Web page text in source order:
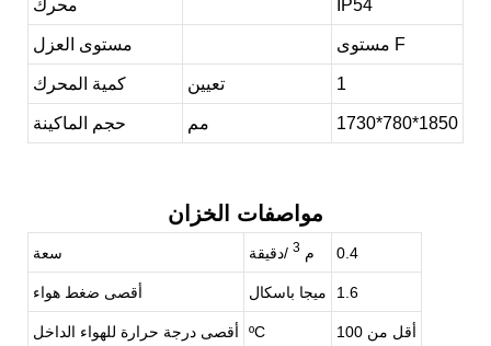
محرك IP54
مستوى العزل مستوى F
كمية المحرك تعيين 1
حجم الماكينة مم 1730*780*1850
مواصفات الخزان
سعة م 3 /دقيقة 0.4
أقصى ضغط هواء ميجا باسكال 1.6
أقصى درجة حرارة للهواء الداخل ºC أقل من 100